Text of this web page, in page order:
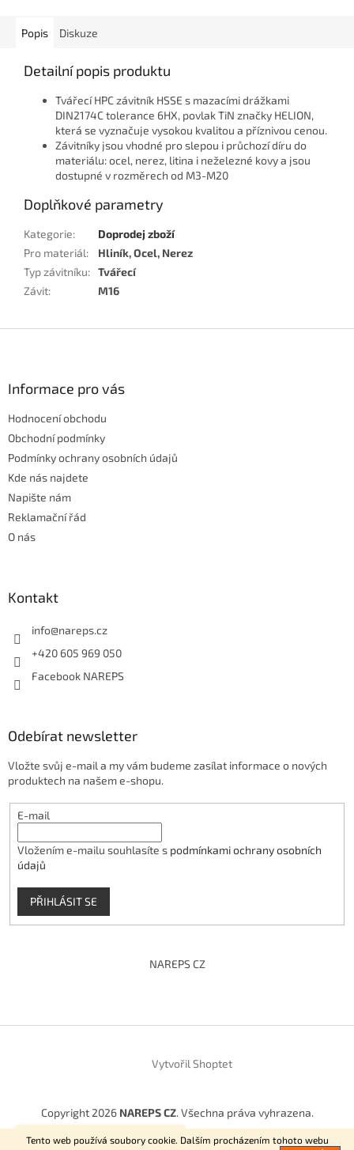
Tento web používá soubory cookie. Dalším procházením tohoto webu
Vítejte na našem E-shopu.
Popis Diskuze
Detailní popis produktu
Tvářecí HPC závitník HSSE s mazacími drážkami
DIN2174C tolerance 6HX, povlak TiN značky HELION,
která se vyznačuje vysokou kvalitou a příznivou cenou.
Závitníky jsou vhodné pro slepou i průchozí díru do
materiálu: ocel, nerez, litina i neželezné kovy a jsou
dostupné v rozměrech od M3-M20
Doplňkové parametry
Kategorie:
Doprodej zboží
Pro materiál:
Hliník, Ocel, Nerez
Typ závitníku: Tvářecí
Závit: M16
Informace pro vás
Hodnocení obchodu
Obchodní podmínky
Podmínky ochrany osobních údajů
Kde nás najdete
Napište nám
Reklamační řád
O nás
Kontakt
info@nareps.cz
+420 605 969 050
Facebook NAREPS
Odebírat newsletter
Vložte svůj e-mail a my vám budeme zasílat informace o nových
produktech na našem e-shopu.
E-mail
Vložením e-mailu souhlasíte s podmínkami ochrany osobních
údajů
PŘIHLÁSIT SE
NAREPS CZ
Vytvořil Shoptet
Copyright 2026 NAREPS CZ. Všechna práva vyhrazena.